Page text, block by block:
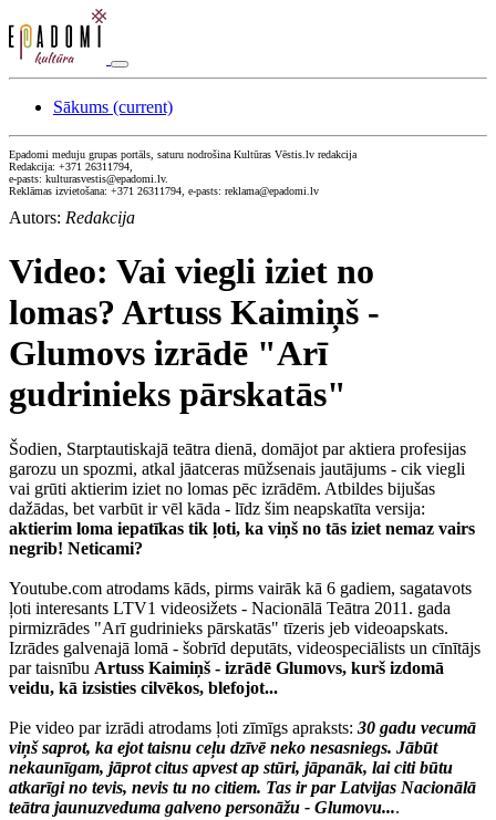
Sākums (current)
Epadomi meduju grupas portāls, saturu nodrošina Kultūras Vēstis.lv redakcija
Redakcija: +371 26311794,
e-pasts: kulturasvestis@epadomi.lv.
Reklāmas izvietošana: +371 26311794, e-pasts: reklama@epadomi.lv
Autors: Redakcija
Video: Vai viegli iziet no
lomas? Artuss Kaimiņš -
Glumovs izrādē "Arī
gudrinieks pārskatās"
Šodien, Starptautiskajā teātra dienā, domājot par aktiera profesijas
garozu un spozmi, atkal jāatceras mūžsenais jautājums - cik viegli
vai grūti aktierim iziet no lomas pēc izrādēm. Atbildes bijušas
dažādas, bet varbūt ir vēl kāda - līdz šim neapskatīta versija:
aktierim loma iepatīkas tik ļoti, ka viņš no tās iziet nemaz vairs
negrib! Neticami?
Youtube.com atrodams kāds, pirms vairāk kā 6 gadiem, sagatavots
ļoti interesants LTV1 videosižets - Nacionālā Teātra 2011. gada
pirmizrādes "Arī gudrinieks pārskatās" tīzeris jeb videoapskats.
Izrādes galvenajā lomā - šobrīd deputāts, videospeciālists un cīnītājs
par taisnību Artuss Kaimiņš - izrādē Glumovs, kurš izdomā
veidu, kā izsisties cilvēkos, blefojot...
Pie video par izrādi atrodams ļoti zīmīgs apraksts: 30 gadu vecumā
viņš saprot, ka ejot taisnu ceļu dzīvē neko nesasniegs. Jābūt
nekaunīgam, jāprot citus apvest ap stūri, jāpanāk, lai citi būtu
atkarīgi no tevis, nevis tu no citiem. Tas ir par Latvijas Nacionālā
teātra jaunuzveduma galveno personāžu - Glumovu....